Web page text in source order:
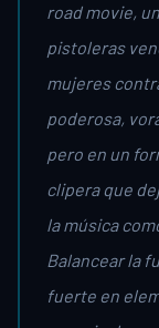
road movie,
pistoleras
mujeres
poderosa,
pero en un
clipera que
la música
Balancear la
fuerte en